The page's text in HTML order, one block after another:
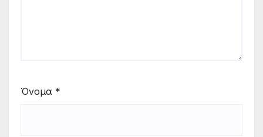
Όνομα *